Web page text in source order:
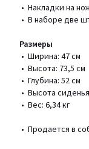
• Накладки на
• В наборе две
Размеры
• Ширина: 47 см
• Высота: 73,5 см
• Глубина: 52 см
• Высота
• Вес: 6,34 кг
• Продается в